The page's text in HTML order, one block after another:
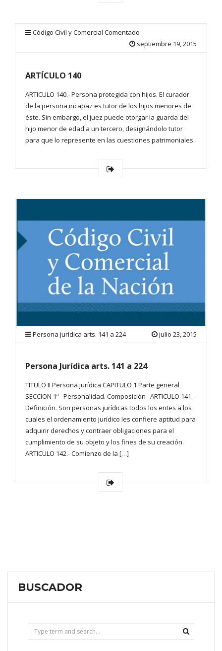
Código Civil y Comercial Comentado
septiembre 19, 2015
ARTÍCULO 140
ARTICULO 140.- Persona protegida con hijos. El curador
de la persona incapaz es tutor de los hijos menores de
éste. Sin embargo, el juez puede otorgar la guarda del
hijo menor de edad a un tercero, designándolo tutor
para que lo represente en las cuestiones patrimoniales.
Persona jurídica arts. 141 a 224 julio 23, 2015
Persona Jurídica arts. 141 a 224
TITULO II Persona jurídica CAPITULO 1 Parte general
SECCION 1ª Personalidad. Composición ARTICULO 141.-
Definición. Son personas jurídicas todos los entes a los
cuales el ordenamiento jurídico les confiere aptitud para
adquirir derechos y contraer obligaciones para el
cumplimiento de su objeto y los fines de su creación.
ARTICULO 142.- Comienzo de la […]
BUSCADOR